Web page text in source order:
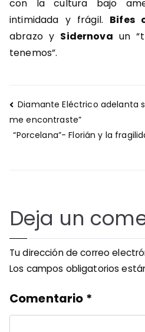
con la cultura bajo
intimidada y frágil. Bifes
abrazo y Sidernova un
tenemos”.
Navegación
de
entradas
Diamante Eléctrico adelanta
me encontraste”
“Porcelana”- Florián y la
Deja un
Tu dirección de correo
Los campos obligatorios
Comentario *